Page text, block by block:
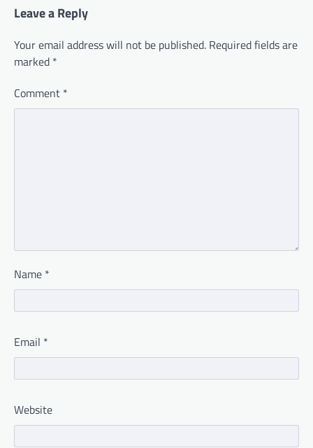
Leave a Reply
Your email address will not be published. Required fields are
marked *
Comment *
Name *
Email *
Website